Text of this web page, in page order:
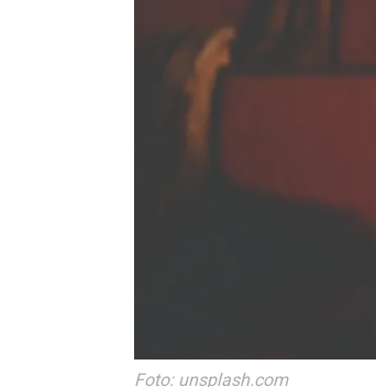
Foto: unsplash.com